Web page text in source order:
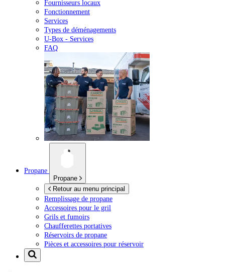
Fournisseurs locaux
Fonctionnement
Services
Types de déménagements
U-Box - Services
FAQ
Propane
Propane
Retour au menu principal
Remplissage de propane
Accessoires pour le gril
Grils et fumoirs
Chaufferettes portatives
Réservoirs de propane
Pièces et accessoires pour réservoir